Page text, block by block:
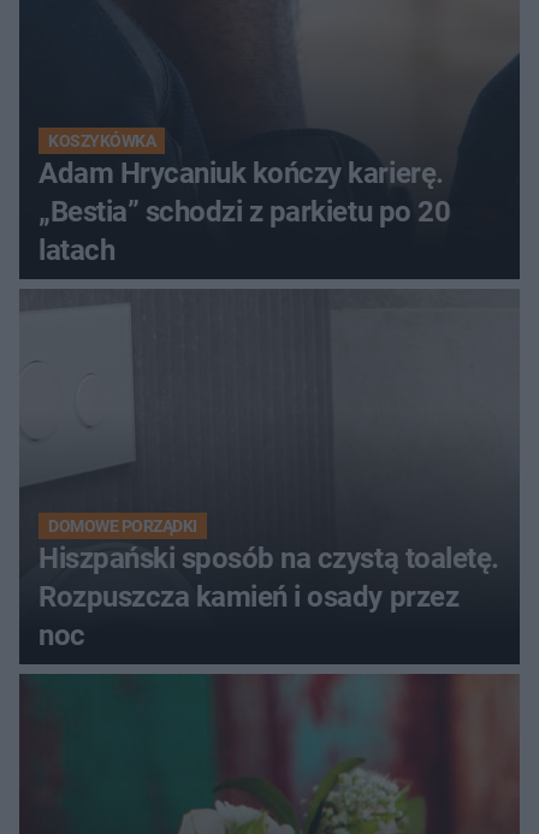
KOSZYKÓWKA
Adam Hrycaniuk kończy karierę.
„Bestia” schodzi z parkietu po 20
latach
DOMOWE PORZĄDKI
Hiszpański sposób na czystą toaletę.
Rozpuszcza kamień i osady przez
noc